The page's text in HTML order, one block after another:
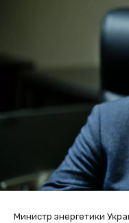
Министр энергетики